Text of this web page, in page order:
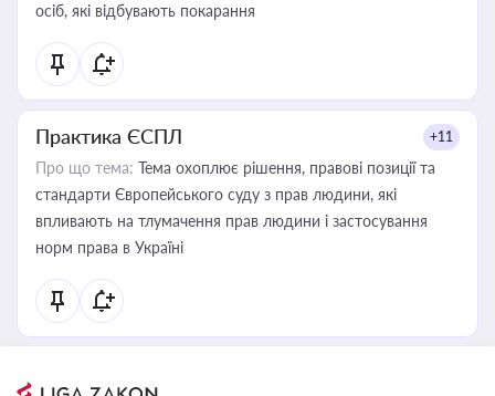
осіб, які відбувають покарання
Практика ЄСПЛ +11
Про що тема: Тема охоплює рішення, правові позиції та
стандарти Європейського суду з прав людини, які
впливають на тлумачення прав людини і застосування
норм права в Україні